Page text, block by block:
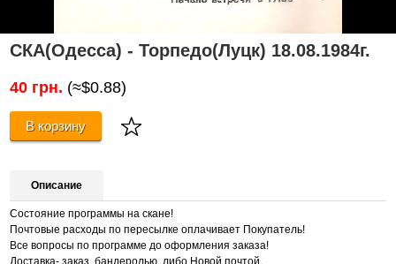
СКА(Одесса) - Торпедо(Луцк) 18.08.1984г.
40 грн. (≈$0.88)
В корзину
Описание
Состояние программы на скане!
Почтовые расходы по пересылке оплачивает Покупатель!
Все вопросы по программе до оформления заказа!
Доставка- заказ. бандеролью, либо Новой почтой.